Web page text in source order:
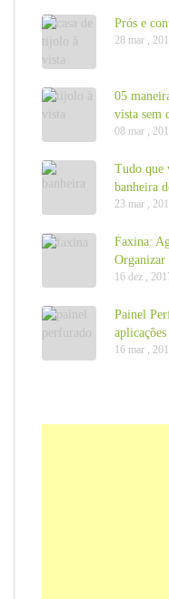
Prós e
28 mar ,
05
vista sem
08 mar ,
Tudo que
banheira
23 mar ,
Faxina:
Organizar
16 dez ,
Painel
aplicações
16 mar ,